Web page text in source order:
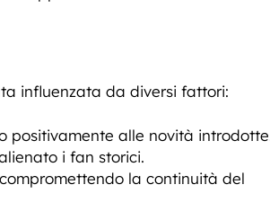
influenzata da diversi fattori:
positivamente alle novità
i fan storici.
la continuità del